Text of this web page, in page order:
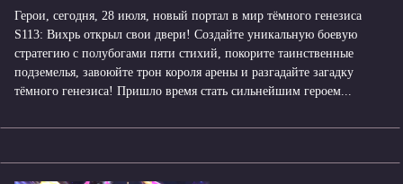
Герои, сегодня, 28 июля, новый портал в мир тёмного генезиса
S113: Вихрь открыл свои двери! Создайте уникальную боевую
стратегию с полубогами пяти стихий, покорите таинственные
подземелья, завоюйте трон короля арены и разгадайте загадку
тёмного генезиса! Пришло время стать сильнейшим героем...